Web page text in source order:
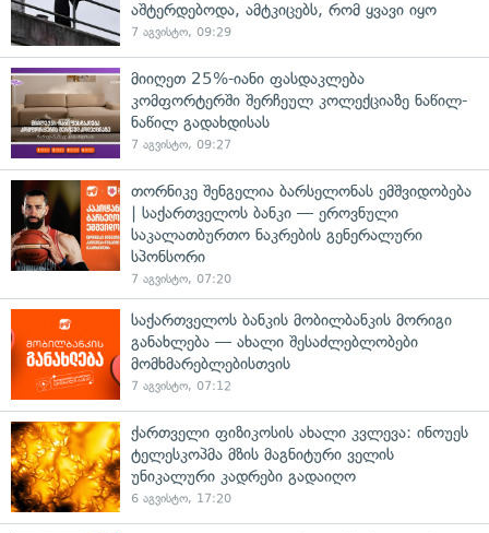
აშტერდებოდა, ამტკიცებს, რომ ყვავი იყო
7 აგვისტო, 09:29
მიიღეთ 25%-იანი ფასდაკლება
კომფორტერში შერჩეულ კოლექციაზე ნაწილ-
ნაწილ გადახდისას
7 აგვისტო, 09:27
თორნიკე შენგელია ბარსელონას ემშვიდობება
| საქართველოს ბანკი — ეროვნული
საკალათბურთო ნაკრების გენერალური
სპონსორი
7 აგვისტო, 07:20
საქართველოს ბანკის მობილბანკის მორიგი
განახლება — ახალი შესაძლებლობები
მომხმარებლებისთვის
7 აგვისტო, 07:12
ქართველი ფიზიკოსის ახალი კვლევა: ინოუეს
ტელესკოპმა მზის მაგნიტური ველის
უნიკალური კადრები გადაიღო
6 აგვისტო, 17:20